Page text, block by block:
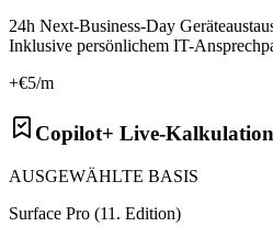
24h Next-Business-Day
Inklusive persönlichem IT-
+€5/m
Copilot+ Live-Kalkulation
AUSGEWÄHLTE BASIS
Surface Pro (11. Edition)